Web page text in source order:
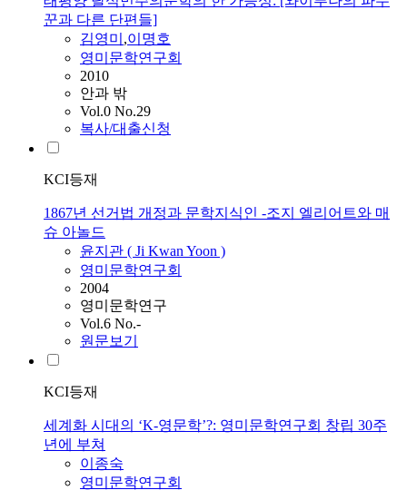
꾼과 다른 단편들]
김영미 ,이명호
영미문학연구회
2010
안과 밖
Vol.0 No.29
복사/대출신청
KCI등재
1867년 선거법 개정과 문학지식인 -조지 엘리어트와 매
슈 아놀드
윤지관 ( Ji Kwan Yoon )
영미문학연구회
2004
영미문학연구
Vol.6 No.-
원문보기
KCI등재
세계화 시대의 ‘K-영문학’?: 영미문학연구회 창립 30주
년에 부쳐
이종숙
영미문학연구회